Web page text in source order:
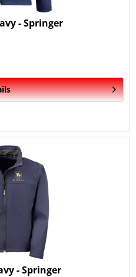
- Springer
- Springer